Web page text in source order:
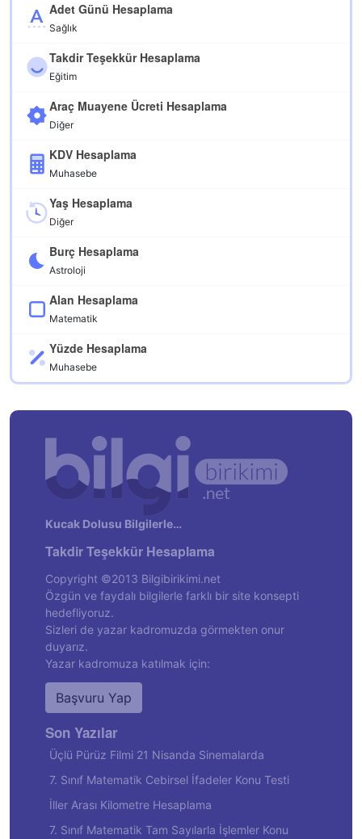
Adet Günü Hesaplama
Sağlık
Takdir Teşekkür Hesaplama
Eğitim
Araç Muayene Ücreti Hesaplama
Diğer
KDV Hesaplama
Muhasebe
Yaş Hesaplama
Diğer
Burç Hesaplama
Astroloji
Alan Hesaplama
Matematik
Yüzde Hesaplama
Muhasebe
Kucak Dolusu Bilgilerle…
Takdir Teşekkür Hesaplama
Copyright ©2013 Bilgibirikimi.net
Özgün ve faydalı bilgilerle farklı bir site konsepti
hedefliyoruz.
Sizleri de yazar kadromuzda görmekten onur
duyarız.
Yazar kadromuza katılmak için:
Başvuru Yap
Son Yazılar
Üçlü Pürüz Filmi 21 Nisanda Sinemalarda
7. Sınıf Matematik Cebirsel İfadeler Konu Testi
İller Arası Kilometre Hesaplama
7. Sınıf Matematik Tam Sayılarla İşlemler Konu